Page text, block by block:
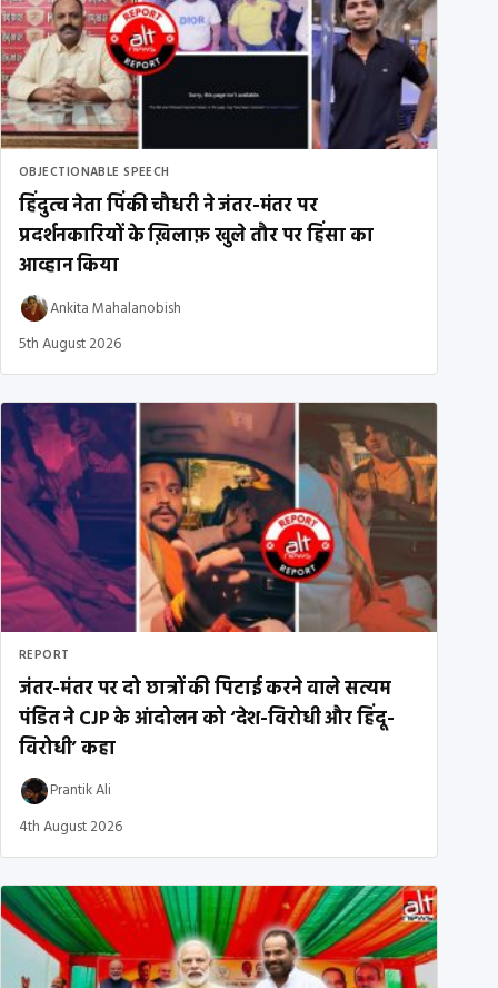
OBJECTIONABLE SPEECH
हिंदुत्व नेता पिंकी चौधरी ने जंतर-मंतर पर
प्रदर्शनकारियों के ख़िलाफ़ खुले तौर पर हिंसा का
आव्हान किया
Ankita Mahalanobish
5th August 2026
REPORT
जंतर-मंतर पर दो छात्रों की पिटाई करने वाले सत्यम
पंडित ने CJP के आंदोलन को ‘देश-विरोधी और हिंदू-
विरोधी’ कहा
Prantik Ali
4th August 2026